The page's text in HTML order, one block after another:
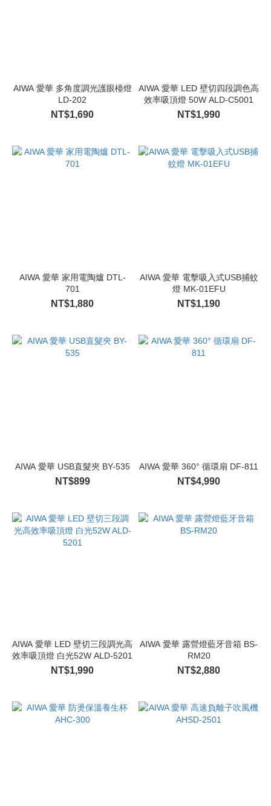
AIWA 愛華 多角度調光護眼檯燈
LD-202
NT$1,690
AIWA 愛華 LED 壁切四段調色高
效率吸頂燈 50W ALD-C5001
NT$1,990
AIWA 愛華 家用電陶爐 DTL-
701
NT$1,880
AIWA 愛華 電擊吸入式USB捕蚊
燈 MK-01EFU
NT$1,190
AIWA 愛華 USB直髮夾 BY-535
NT$899
AIWA 愛華 360° 循環扇 DF-811
NT$4,990
AIWA 愛華 LED 壁切三段調光高
效率吸頂燈 白光52W ALD-5201
NT$1,990
AIWA 愛華 露營燈藍牙音箱 BS-
RM20
NT$2,880